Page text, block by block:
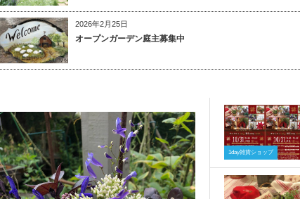
2026年2月25日
オープンガーデン庭主募集中
1day雑貨ショップ